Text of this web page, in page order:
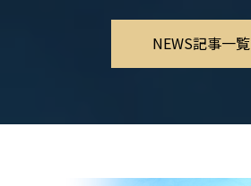
NEWS記事一覧